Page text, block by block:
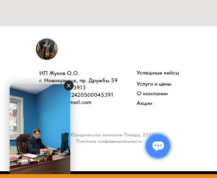
Успешные кейсы
ИП Жуков О.О.
г. Новокузнецк, пр. Дружбы 59
ИНН 4220073913
ОГРНИП 322420500045391
pleiadnk@gmail.com
Услуги и цены
О компании
Акции
© Юридическая компания Плеяда, 2025
Политика конфиденциальности